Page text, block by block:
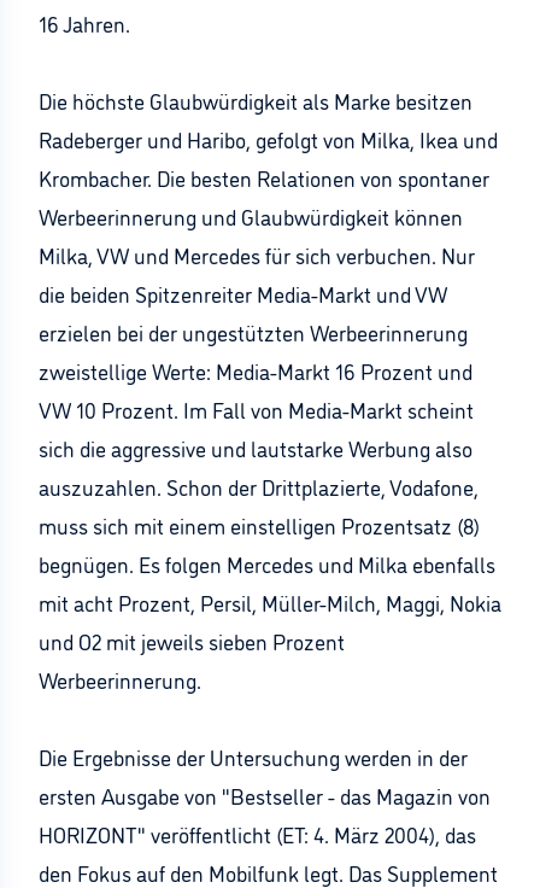
16 Jahren.
Die höchste Glaubwürdigkeit als Marke besitzen
Radeberger und Haribo, gefolgt von Milka, Ikea und
Krombacher. Die besten Relationen von spontaner
Werbeerinnerung und Glaubwürdigkeit können
Milka, VW und Mercedes für sich verbuchen. Nur
die beiden Spitzenreiter Media-Markt und VW
erzielen bei der ungestützten Werbeerinnerung
zweistellige Werte: Media-Markt 16 Prozent und
VW 10 Prozent. Im Fall von Media-Markt scheint
sich die aggressive und lautstarke Werbung also
auszuzahlen. Schon der Drittplazierte, Vodafone,
muss sich mit einem einstelligen Prozentsatz (8)
begnügen. Es folgen Mercedes und Milka ebenfalls
mit acht Prozent, Persil, Müller-Milch, Maggi, Nokia
und O2 mit jeweils sieben Prozent
Werbeerinnerung.
Die Ergebnisse der Untersuchung werden in der
ersten Ausgabe von "Bestseller - das Magazin von
HORIZONT" veröffentlicht (ET: 4. März 2004), das
den Fokus auf den Mobilfunk legt. Das Supplement